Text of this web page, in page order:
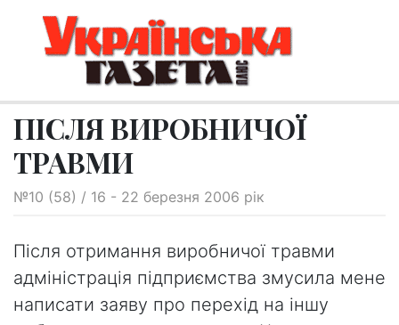
ПІСЛЯ ВИРОБНИЧОЇ
ТРАВМИ
№10 (58) / 16 - 22 березня 2006 рік
Після отримання виробничої травми
адміністрація підприємства змусила мене
написати заяву про перехід на іншу